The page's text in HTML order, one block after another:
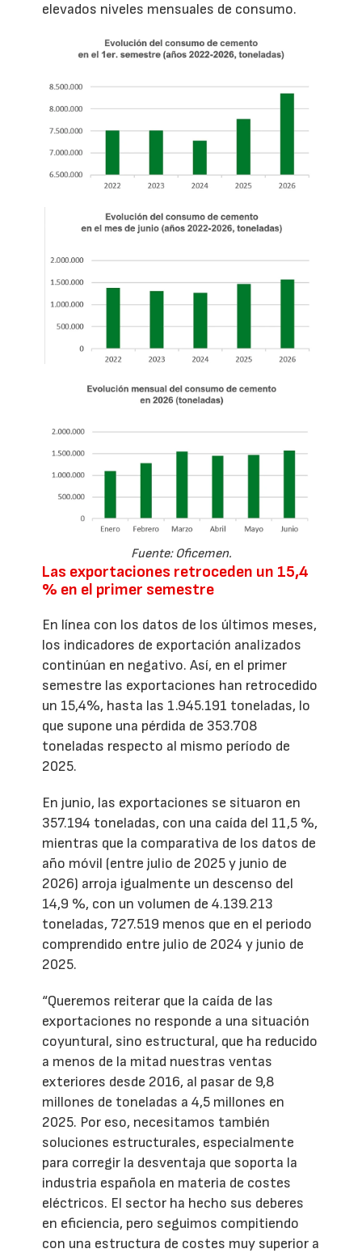
elevados niveles mensuales de consumo.
Fuente: Oficemen.
Las exportaciones retroceden un 15,4
% en el primer semestre
En línea con los datos de los últimos meses,
los indicadores de exportación analizados
continúan en negativo. Así, en el primer
semestre las exportaciones han retrocedido
un 15,4%, hasta las 1.945.191 toneladas, lo
que supone una pérdida de 353.708
toneladas respecto al mismo período de
2025.
En junio, las exportaciones se situaron en
357.194 toneladas, con una caída del 11,5 %,
mientras que la comparativa de los datos de
año móvil (entre julio de 2025 y junio de
2026) arroja igualmente un descenso del
14,9 %, con un volumen de 4.139.213
toneladas, 727.519 menos que en el periodo
comprendido entre julio de 2024 y junio de
2025.
“Queremos reiterar que la caída de las
exportaciones no responde a una situación
coyuntural, sino estructural, que ha reducido
a menos de la mitad nuestras ventas
exteriores desde 2016, al pasar de 9,8
millones de toneladas a 4,5 millones en
2025. Por eso, necesitamos también
soluciones estructurales, especialmente
para corregir la desventaja que soporta la
industria española en materia de costes
eléctricos. El sector ha hecho sus deberes
en eficiencia, pero seguimos compitiendo
con una estructura de costes muy superior a